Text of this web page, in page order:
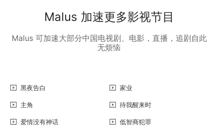
Malus 加速更多影视节目
Malus 可加速大部分中国电视剧、电影，直播，追剧自此
无烦恼
黑夜告白 家业
主角 待我醒来时
爱情没有神话 低智商犯罪